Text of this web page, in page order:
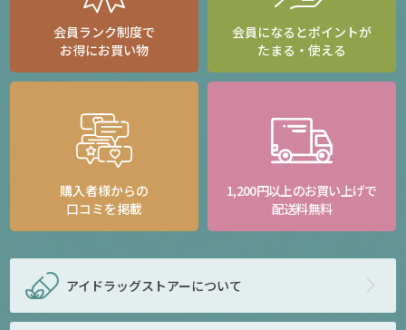
会員ランク制度で
お得にお買い物
会員になるとポイントが
たまる・使える
購入者様からの
口コミを掲載
1,200円以上のお買い上げで
配送料無料
アイドラッグストアーについて